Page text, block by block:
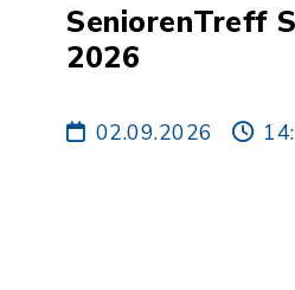
SeniorenTreff
2026
02.09.2026